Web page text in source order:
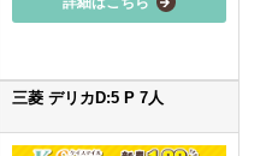
三菱 デリカD:5 P 7人